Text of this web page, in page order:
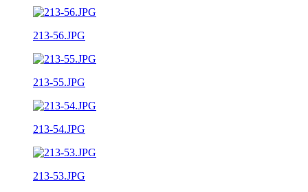
213-56.JPG
213-55.JPG
213-54.JPG
213-53.JPG